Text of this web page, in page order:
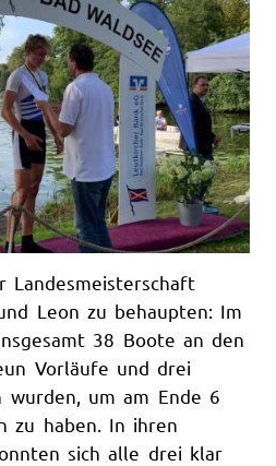
Landesmeisterschaft
Leon zu behaupten: Im
38 Boote an den
Vorläufe und drei
wurden, um am Ende 6
zu haben. In ihren
sich alle drei klar